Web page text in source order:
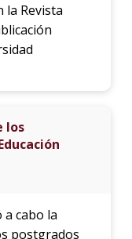
la Revista
los
a cabo la
postgrados